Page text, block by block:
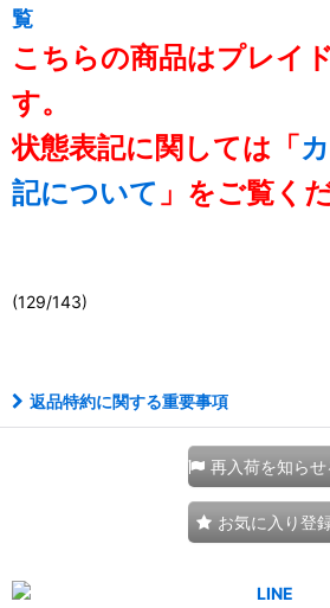
覧
こちらの商品はプレイ
す。
状態表記に関しては「
記について 」をご覧く
(129/143)
返品特約に関する重要事項
再入荷を知らせ
お気に入り登